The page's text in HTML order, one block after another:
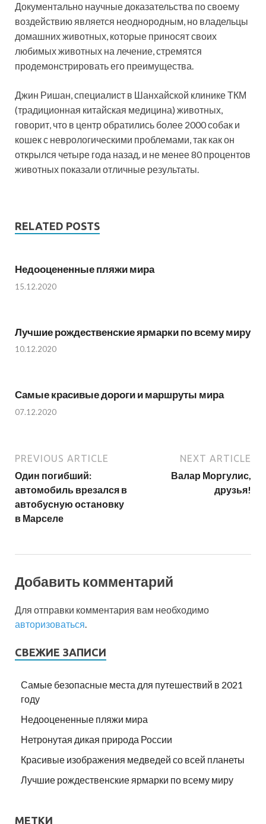
Документально научные доказательства по своему
воздействию является неоднородным, но владельцы
домашних животных, которые приносят своих
любимых животных на лечение, стремятся
продемонстрировать его преимущества.
Джин Ришан, специалист в Шанхайской клинике ТКМ
(традиционная китайская медицина) животных,
говорит, что в центр обратились более 2000 собак и
кошек с неврологическими проблемами, так как он
открылся четыре года назад, и не менее 80 процентов
животных показали отличные результаты.
RELATED POSTS
Недооцененные пляжи мира
15.12.2020
Лучшие рождественские ярмарки по всему миру
10.12.2020
Самые красивые дороги и маршруты мира
07.12.2020
PREVIOUS ARTICLE
Один погибший:
автомобиль врезался в
автобусную остановку
в Марселе
NEXT ARTICLE
Валар Моргулис,
друзья!
Добавить комментарий
Для отправки комментария вам необходимо
авторизоваться
СВЕЖИЕ ЗАПИСИ
Самые безопасные места для путешествий в 2021
году
Недооцененные пляжи мира
Нетронутая дикая природа России
Красивые изображения медведей со всей планеты
Лучшие рождественские ярмарки по всему миру
МЕТКИ